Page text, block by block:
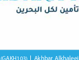
)GAKH103( Akhbar Alkhaleej